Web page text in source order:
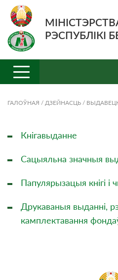
РЭСПУБЛІКІ
ГАЛОЎНАЯ / ДЗЕЙНАСЦЬ /
Кнігавыданне
Сацыяльна значныя
Папулярызацыя кнiгi i
Друкаваныя выданні,
камплектавання